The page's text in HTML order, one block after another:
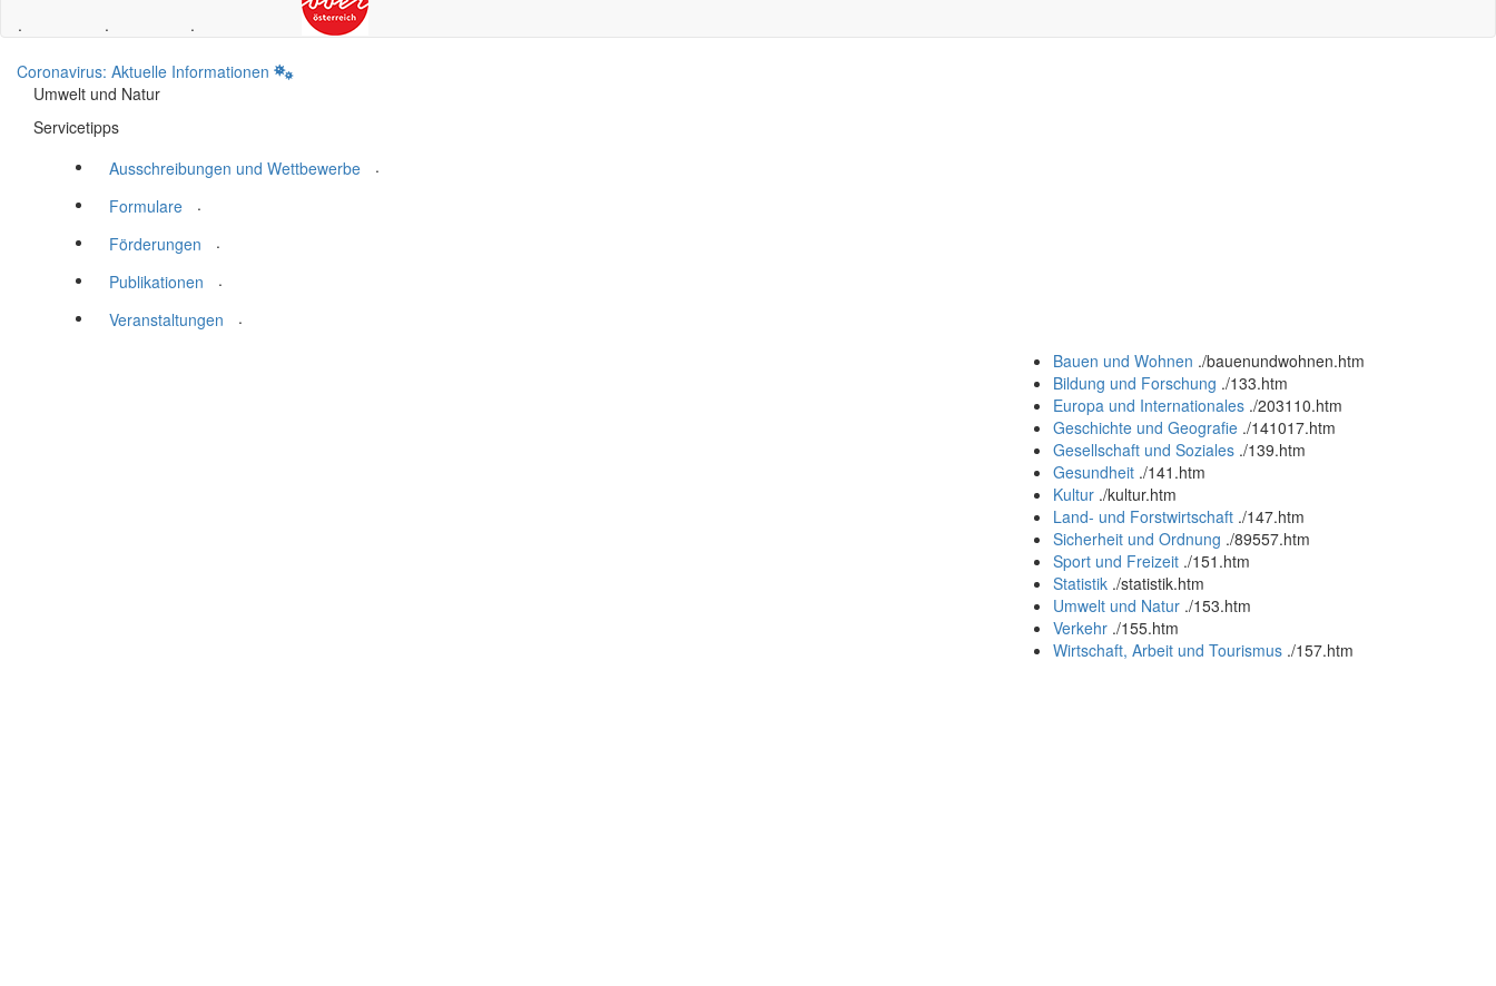
.
.
.
Coronavirus: Aktuelle Informationen
Umwelt und Natur
Servicetipps
Ausschreibungen und Wettbewerbe
.
Formulare
.
Förderungen
.
Publikationen
.
Veranstaltungen
.
Bauen und Wohnen ./bauenundwohnen.htm
Bildung und Forschung ./133.htm
Europa und Internationales ./203110.htm
Geschichte und Geografie ./141017.htm
Gesellschaft und Soziales ./139.htm
Gesundheit ./141.htm
Kultur ./kultur.htm
Land- und Forstwirtschaft ./147.htm
Sicherheit und Ordnung ./89557.htm
Sport und Freizeit ./151.htm
Statistik ./statistik.htm
Umwelt und Natur ./153.htm
Verkehr ./155.htm
Wirtschaft, Arbeit und Tourismus ./157.htm